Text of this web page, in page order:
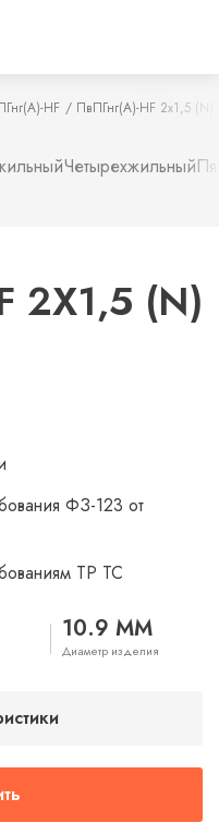
HF ПвПГнг(А)-HF 2х1,5 (N)
Четырехжильный
2Х1,5 (N)
ФЗ-123 от
ТР ТС
10.9 ММ
Диаметр изделия